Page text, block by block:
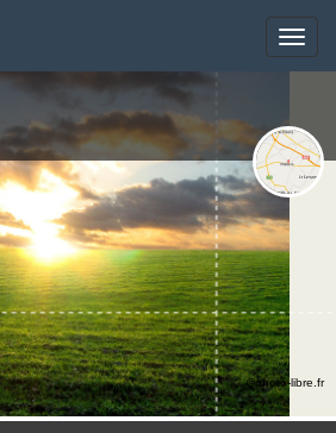
Toggle
©photo-libre.fr
Toggle